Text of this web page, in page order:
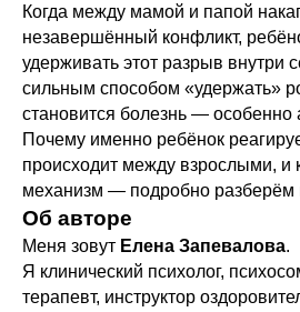
Когда между мамой и папой
незавершённый конфликт,
удерживать этот разрыв внутри
сильным способом «удержать»
становится болезнь — особенно
Почему именно ребёнок
происходит между взрослыми, и
механизм — подробно разберём
Об авторе
Меня зовут Елена Запевалова.
Я клинический психолог,
терапевт, инструктор